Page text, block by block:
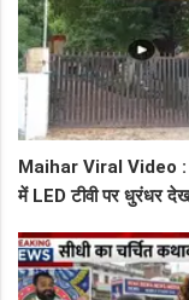
Maihar Viral Video :
में LED टीवी पर धुरंधर
शिकायत